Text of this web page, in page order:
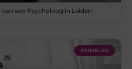
een Psycholoog in Leiden
WINKELEN